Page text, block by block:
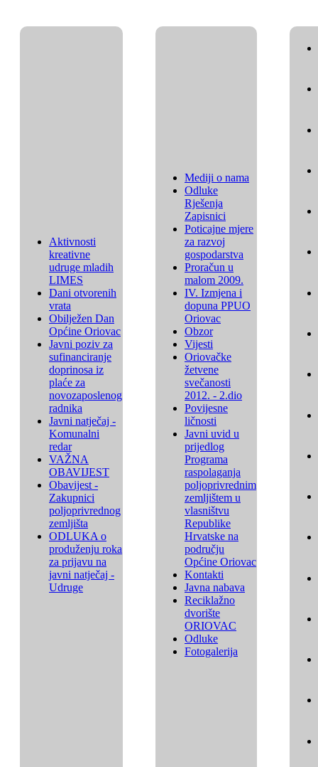
Aktivnosti
kreativne
udruge mladih
LIMES
Dani otvorenih
vrata
Obilježen Dan
Općine Oriovac
Javni poziv za
sufinanciranje
doprinosa iz
plaće za
novozaposlenog
radnika
Javni natječaj -
Komunalni
redar
VAŽNA
OBAVIJEST
Obavijest -
Zakupnici
poljoprivrednog
zemljišta
ODLUKA o
produženju roka
za prijavu na
javni natječaj -
Udruge
Mediji o nama
Odluke
Rješenja
Zapisnici
Poticajne mjere
za razvoj
gospodarstva
Proračun u
malom 2009.
IV. Izmjena i
dopuna PPUO
Oriovac
Obzor
Vijesti
Oriovačke
žetvene
svečanosti
2012. - 2.dio
Povijesne
ličnosti
Javni uvid u
prijedlog
Programa
raspolaganja
poljoprivrednim
zemljištem u
vlasništvu
Republike
Hrvatske na
području
Općine Oriovac
Kontakti
Javna nabava
Reciklažno
dvorište
ORIOVAC
Odluke
Fotogalerija